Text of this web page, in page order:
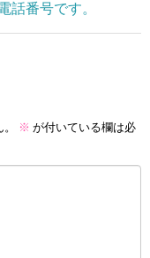
話番号です。
※ が付いている欄は必